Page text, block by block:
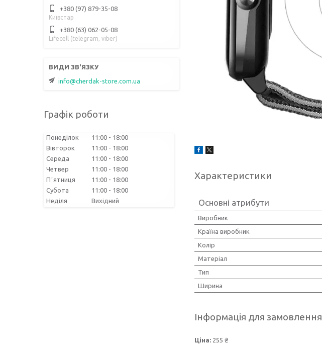
Характеристики
Основні атрибути
Виробник
Країна виробник
Колір
Матеріал
Тип
Ширина
Інформація для замовлення
Ціна: 255 ₴
+380 (97) 879-35-08
Київстар
+380 (63) 062-05-08
Lifecell (telegram, viber)
info@cherdak-store.com.ua
Графік роботи
Понеділок 11:00
18:00
Вівторок
11:00
18:00
Середа
11:00
18:00
Четвер
11:00
18:00
Пʼятниця
11:00
18:00
Субота
11:00
18:00
Неділя
Вихідний